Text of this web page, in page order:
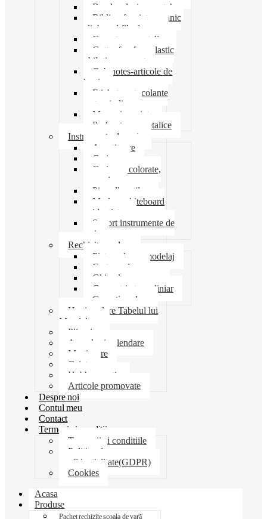
Banda adeziva-scotch
Biblioraft caiet mecanic
clipboard file dosare
Capsatoare metalice
Cutter foarfeca elastic
ghilotina magnet
Cub notes-articole de
hartie
Etichete autocolante
carton indigo
Mape si serviete
Perforatoare metalice
Instrumente de scris
Ascutitoare
Carioca
Creioane colorate,
mecanice
Pix roller stilou
Marker whiteboard
evidentiator
Suport instrumente de
scris
Rechizite scolare
Pictura desen modelaj
Creta scolara
Ghiozdane penare
Geometrie trusa liniar
Coperti scolare
Harti scolare Tabelul lui
Mendeleev
Plicuri
Agende si calendare
Martisoare
Caiete
Hobby creatie
Articole promovate
Despre noi
Contul meu
Contact
Termeni si conditii
Termenii si conditiile
Politica de
confidentialitate(GDPR)
Cookies
Acasa
Produse
Pachet rechizite școala de vară